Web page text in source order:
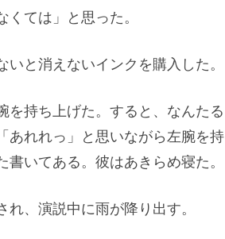
ては」と思った。
と消えないインクを購入した。
を持ち上げた。すると、なんたる
あれれっ」と思いながら左腕を持
いてある。彼はあきらめ寝た。
、演説中に雨が降り出す。